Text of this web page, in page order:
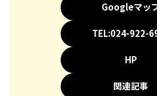
Googleマッ
TEL:024-922-
HP
関連記事